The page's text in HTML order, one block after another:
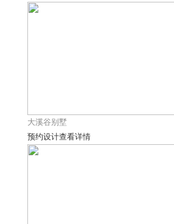
大溪谷别墅
预约设计查看详情